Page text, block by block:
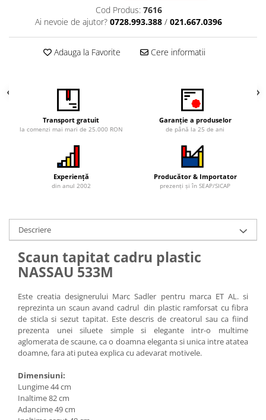
Blaturi de masa
Blaturi din metal
Blaturi din Topalit
Blaturi din lemn masiv
Blaturi din HPL Compact
Blaturi din piatra naturala si
Scaune profesionale
Scaune de lucru
Cod Produs: 7616
Ai nevoie de ajutor? 0728.993.388 / 021.667.0396
Adauga la Favorite Cere informatii
Transport gratuit
la comenzi mai mari de 25.000 RON
Garanție a produselor
de până la 25 de ani
Experiență
din anul 2002
Producător & Importator
prezenți și în SEAP/SICAP
Descriere
Scaun tapitat cadru plastic
NASSAU 533M
Este creatia designerului Marc Sadler pentru marca ET AL. si
reprezinta un scaun avand cadrul din plastic ramforsat cu fibra
de sticla si sezut tapitat. Este descris de creatorul sau ca fiind
prezenta unei siluete simple si elegante intr-o multime
aglomerata de scaune, ca o doamna eleganta si unica intre atatea
doamne, fara ati putea explica cu adevarat motivele.
Dimensiuni:
Lungime 44 cm
Inaltime 82 cm
Adancime 49 cm